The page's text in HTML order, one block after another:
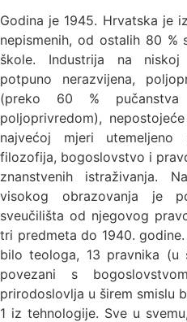
Godina je 1945. Hrvatska je
nepismenih, od ostalih 80 %
škole. Industrija na
potpuno nerazvijena,
(preko 60 % pučanstva
poljoprivredom),
najvećoj mjeri
filozofija, bogoslovstvo i
znanstvenih istraživanja.
visokog obrazovanja je
sveučilišta od njegovog
tri predmeta do 1940.
bilo teologa, 13 pravnika
povezani s
prirodoslovlja u širem smislu
1 iz tehnologije. Sve u